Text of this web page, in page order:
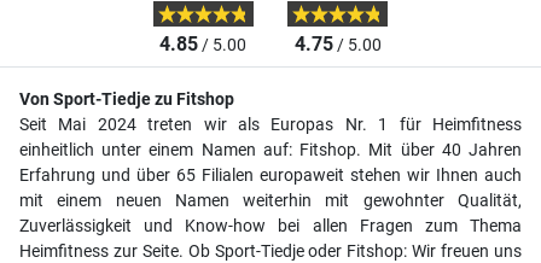
4.85/ 5.00 4.75/ 5.00
Von Sport-Tiedje zu Fitshop
Seit Mai 2024 treten wir als Europas Nr. 1 für Heimfitness
einheitlich unter einem Namen auf: Fitshop. Mit über 40 Jahren
Erfahrung und über 65 Filialen europaweit stehen wir Ihnen auch
mit einem neuen Namen weiterhin mit gewohnter Qualität,
Zuverlässigkeit und Know-how bei allen Fragen zum Thema
Heimfitness zur Seite. Ob Sport-Tiedje oder Fitshop: Wir freuen uns